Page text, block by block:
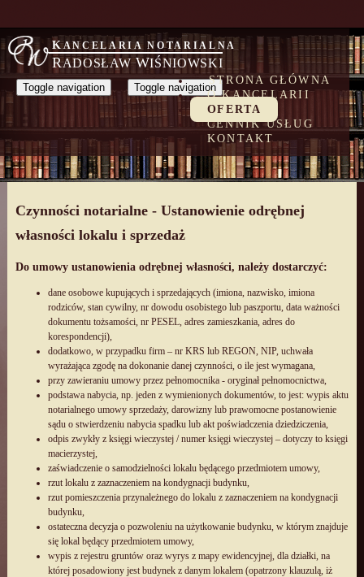
KANCELARIA NOTARIALNA
RADOSŁAWWIŚNIOWSKI
Toggle navigation Toggle navigation
STRONA GŁÓWNA
O KANCELARII
OFERTA
CENNIK USŁUG
KONTAKT
Czynności notarialne - Ustanowienie odrębnej
własności lokalu i sprzedaż
Do umowy ustanowienia odrębnej własności, należy dostarczyć:
dane osobowe kupujących i sprzedających (imiona, nazwisko, imiona
rodziców, stan cywilny, nr dowodu osobistego lub paszportu, data ważności
dokumentu tożsamości, nr PESEL, adres zamieszkania, adres do
korespondencji),
dodatkowo, w przypadku firm – nr KRS lub REGON, NIP, uchwała
wyrażająca zgodę na dokonanie danej czynności, o ile jest wymagana,
przy zawieraniu umowy przez pełnomocnika - oryginał pełnomocnictwa,
podstawa nabycia, np. jeden z wymienionych dokumentów, to jest: wypis aktu
notarialnego umowy sprzedaży, darowizny lub prawomocne postanowienie
sądu o stwierdzeniu nabycia spadku lub akt poświadczenia dziedziczenia,
odpis zwykły z księgi wieczystej / numer księgi wieczystej – dotyczy to księgi
macierzystej,
zaświadczenie o samodzielności lokalu będącego przedmiotem umowy,
rzut lokalu z zaznaczeniem na kondygnacji budynku,
rzut pomieszczenia przynależnego do lokalu z zaznaczeniem na kondygnacji
budynku,
ostateczna decyzja o pozwoleniu na użytkowanie budynku, w którym znajduje
się lokal będący przedmiotem umowy,
wypis z rejestru gruntów oraz wyrys z mapy ewidencyjnej, dla działki, na
której posadowiony jest budynek z danym lokalem (opatrzony klauzulą, iż